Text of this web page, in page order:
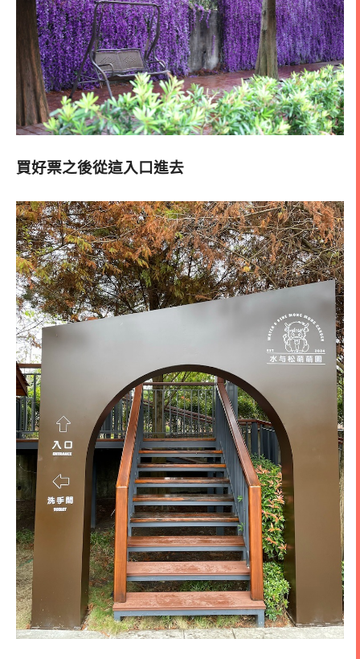
買好票之後從這入口進去